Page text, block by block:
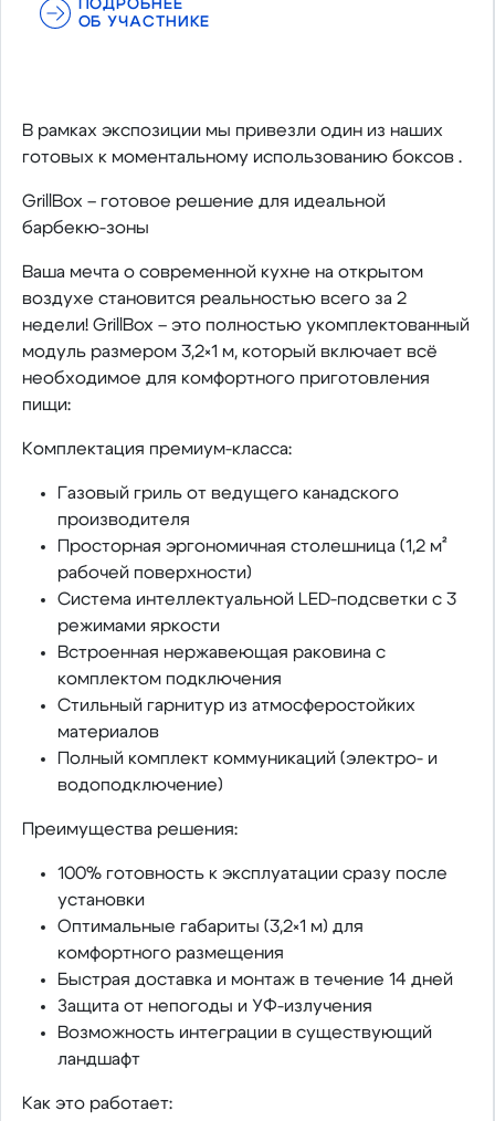
ПОДРОБНЕЕ
ОБ УЧАСТНИКЕ
В рамках экспозиции мы привезли один из наших
готовых к моментальному использованию боксов .
GrillBox – готовое решение для идеальной
барбекю-зоны
Ваша мечта о современной кухне на открытом
воздухе становится реальностью всего за 2
недели! GrillBox – это полностью укомплектованный
модуль размером 3,2×1 м, который включает всё
необходимое для комфортного приготовления
пищи:
Комплектация премиум-класса:
Газовый гриль от ведущего канадского
производителя
Просторная эргономичная столешница (1,2 м²
рабочей поверхности)
Система интеллектуальной LED-подсветки с 3
режимами яркости
Встроенная нержавеющая раковина с
комплектом подключения
Стильный гарнитур из атмосферостойких
материалов
Полный комплект коммуникаций (электро- и
водоподключение)
Преимущества решения:
100% готовность к эксплуатации сразу после
установки
Оптимальные габариты (3,2×1 м) для
комфортного размещения
Быстрая доставка и монтаж в течение 14 дней
Защита от непогоды и УФ-излучения
Возможность интеграции в существующий
ландшафт
Как это работает: